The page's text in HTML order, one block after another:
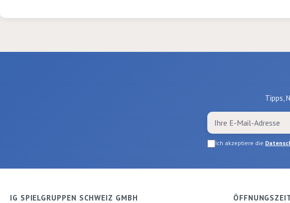
Tipps,
Ich akzeptiere die
IG SPIELGRUPPEN SCHWEIZ GMBH